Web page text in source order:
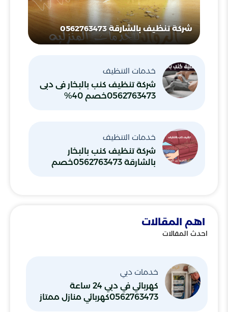
شركة تنظيف بالشارقة 0562763473
خدمات التنظيف
شركة تنظيف كنب بالبخار فى دبى
0562763473خصم 40%
خدمات التنظيف
شركة تنظيف كنب بالبخار
بالشارقة 0562763473خصم
اهم المقالات
احدث المقالات
خدمات دبي
كهربائي في دبي 24 ساعة
0562763473كهربائي منازل ممتاز